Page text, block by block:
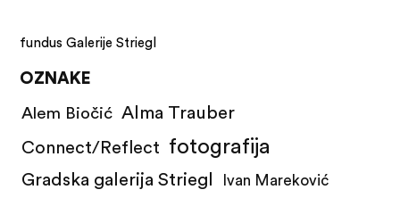
fundus Galerije Striegl
OZNAKE
Alem Biočić Alma Trauber
Connect/Reflect fotografija
Gradska galerija Striegl Ivan Mareković